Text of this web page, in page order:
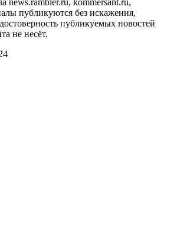
публикуются без искажения,
публикуемых новостей
не несёт.